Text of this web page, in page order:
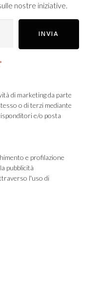
nostre iniziative.
INVIA
*
di marketing da parte
o di terzi mediante
e/o posta
e profilazione
l'uso di